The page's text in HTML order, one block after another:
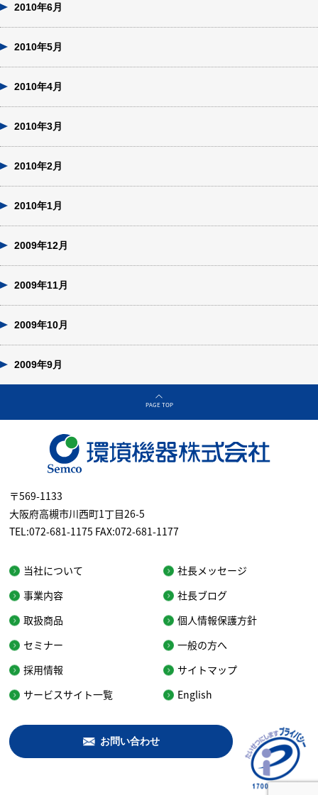
2010年6月
2010年5月
2010年4月
2010年3月
2010年2月
2010年1月
2009年12月
2009年11月
2009年10月
2009年9月
PAGE TOP
〒569-1133
大阪府高槻市川西町1丁目26-5
TEL:072-681-1175 FAX:072-681-1177
当社について
事業内容
取扱商品
セミナー
採用情報
サービスサイト一覧
社長メッセージ
社長ブログ
個人情報保護方針
一般の方へ
サイトマップ
English
お問い合わせ